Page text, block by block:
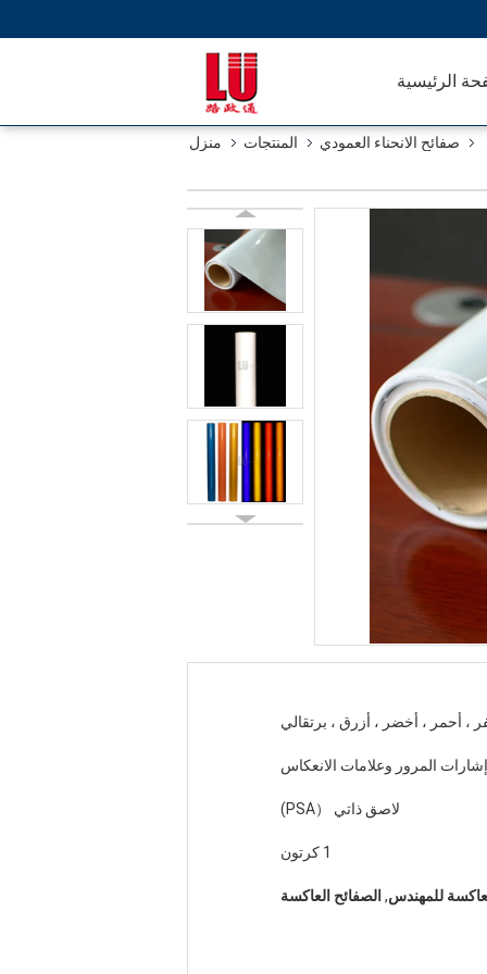
الرئيسية
منزل المنتجات صفائح الانحناء العمودي
، أحمر ، أخضر ، أزرق ، برتقالي
المرور وعلامات الانعكاس
لاصق ذاتي （PSA)
1 كرتون
للمهندس, الصفائح العاكسة